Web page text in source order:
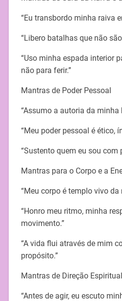
“Eu transbordo minha raiva
“Libero batalhas que não
“Uso minha espada interior
não para ferir.”
Mantras de Poder Pessoal
“Assumo a autoria da minha
“Meu poder pessoal é ético,
“Sustento quem eu sou com
Mantras para o Corpo e a
“Meu corpo é templo vivo da
“Honro meu ritmo, minha
movimento.”
“A vida flui através de mim
propósito.”
Mantras de Direção Espiritual
“Antes de agir, eu escuto